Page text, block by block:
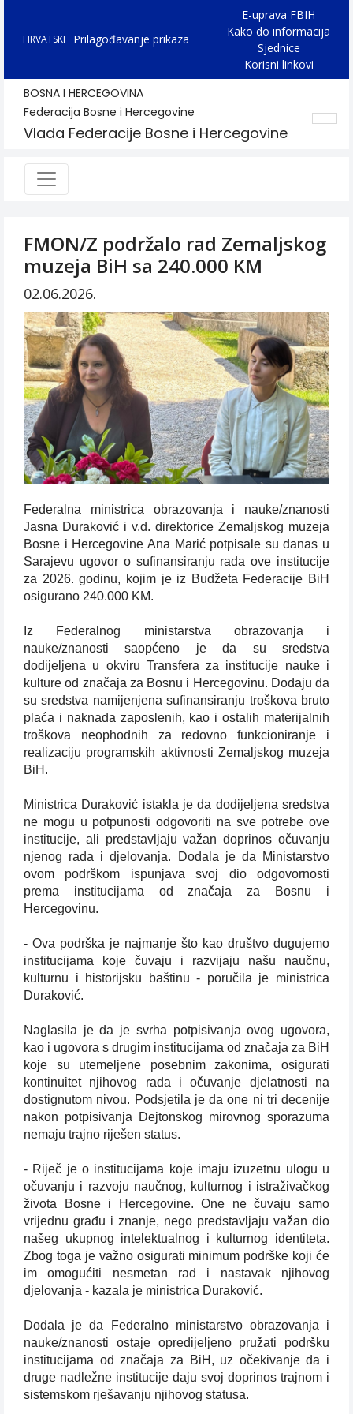
HRVATSKI Prilagođavanje prikaza
E-uprava FBIH
Kako do informacija
Sjednice
Korisni linkovi
BOSNA I HERCEGOVINA
Federacija Bosne i Hercegovine
Vlada Federacije Bosne i Hercegovine
FMON/Z podržalo rad Zemaljskog
muzeja BiH sa 240.000 KM
02.06.2026.
Federalna ministrica obrazovanja i nauke/znanosti
Jasna Duraković i v.d. direktorice Zemaljskog muzeja
Bosne i Hercegovine Ana Marić potpisale su danas u
Sarajevu ugovor o sufinansiranju rada ove institucije
za 2026. godinu, kojim je iz Budžeta Federacije BiH
osigurano 240.000 KM.
Iz Federalnog ministarstva obrazovanja i
nauke/znanosti saopćeno je da su sredstva
dodijeljena u okviru Transfera za institucije nauke i
kulture od značaja za Bosnu i Hercegovinu. Dodaju da
su sredstva namijenjena sufinansiranju troškova bruto
plaća i naknada zaposlenih, kao i ostalih materijalnih
troškova neophodnih za redovno funkcioniranje i
realizaciju programskih aktivnosti Zemaljskog muzeja
BiH.
Ministrica Duraković istakla je da dodijeljena sredstva
ne mogu u potpunosti odgovoriti na sve potrebe ove
institucije, ali predstavljaju važan doprinos očuvanju
njenog rada i djelovanja. Dodala je da Ministarstvo
ovom podrškom ispunjava svoj dio odgovornosti
prema institucijama od značaja za Bosnu i
Hercegovinu.
- Ova podrška je najmanje što kao društvo dugujemo
institucijama koje čuvaju i razvijaju našu naučnu,
kulturnu i historijsku baštinu - poručila je ministrica
Duraković.
Naglasila je da je svrha potpisivanja ovog ugovora,
kao i ugovora s drugim institucijama od značaja za BiH
koje su utemeljene posebnim zakonima, osigurati
kontinuitet njihovog rada i očuvanje djelatnosti na
dostignutom nivou. Podsjetila je da one ni tri decenije
nakon potpisivanja Dejtonskog mirovnog sporazuma
nemaju trajno riješen status.
- Riječ je o institucijama koje imaju izuzetnu ulogu u
očuvanju i razvoju naučnog, kulturnog i istraživačkog
života Bosne i Hercegovine. One ne čuvaju samo
vrijednu građu i znanje, nego predstavljaju važan dio
našeg ukupnog intelektualnog i kulturnog identiteta.
Zbog toga je važno osigurati minimum podrške koji će
im omogućiti nesmetan rad i nastavak njihovog
djelovanja - kazala je ministrica Duraković.
Dodala je da Federalno ministarstvo obrazovanja i
nauke/znanosti ostaje opredijeljeno pružati podršku
institucijama od značaja za BiH, uz očekivanje da i
druge nadležne institucije daju svoj doprinos trajnom i
sistemskom rješavanju njihovog statusa.